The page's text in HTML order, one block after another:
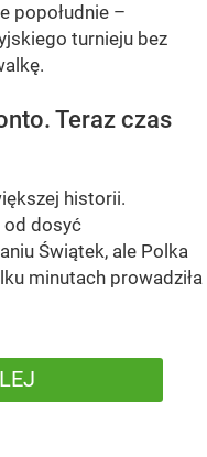
popołudnie –
turnieju bez
Teraz czas
historii.
od dosyć
Świątek, ale Polka
minutach prowadziła